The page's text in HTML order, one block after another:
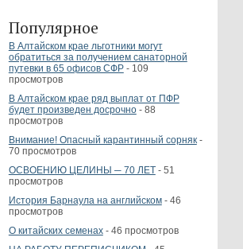
Популярное
В Алтайском крае льготники могут
обратиться за получением санаторной
путевки в 65 офисов СФР- 109
просмотров
В Алтайском крае ряд выплат от ПФР
будет произведен досрочно- 88
просмотров
Внимание! Опасный карантинный сорняк-
70 просмотров
ОСВОЕНИЮ ЦЕЛИНЫ ─ 70 ЛЕТ- 51
просмотров
История Барнаула на английском- 46
просмотров
О китайских семенах- 46 просмотров